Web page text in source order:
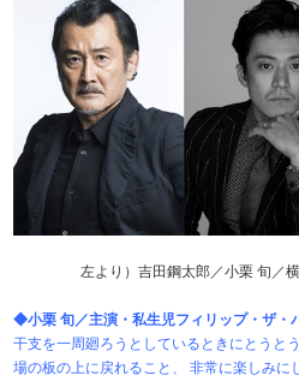
左より）吉田鋼太郎／小栗 旬／
◆小栗 旬／主演・私生児フィリップ・ザ・
干支を一周廻ろうとしているときにとうと
場の板の上に戻れること、 非常に楽しみに